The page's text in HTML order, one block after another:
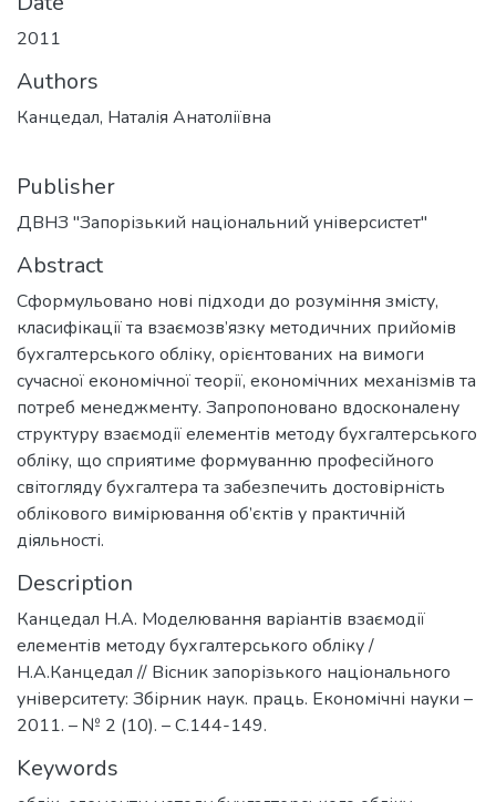
2011
Authors
Канцедал, Наталія Анатоліївна
Publisher
ДВНЗ "Запорізький національний універсистет"
Abstract
Сформульовано нові підходи до розуміння змісту,
класифікації та взаємозв’язку методичних прийомів
бухгалтерського обліку, орієнтованих на вимоги
сучасної економічної теорії, економічних механізмів та
потреб менеджменту. Запропоновано вдосконалену
структуру взаємодії елементів методу бухгалтерського
обліку, що сприятиме формуванню професійного
світогляду бухгалтера та забезпечить достовірність
облікового вимірювання об’єктів у практичній
діяльності.
Description
Канцедал Н.А. Моделювання варіантів взаємодії
елементів методу бухгалтерського обліку /
Н.А.Канцедал // Вісник запорізького національного
університету: Збірник наук. праць. Економічні науки –
2011. – № 2 (10). – С.144-149.
Keywords